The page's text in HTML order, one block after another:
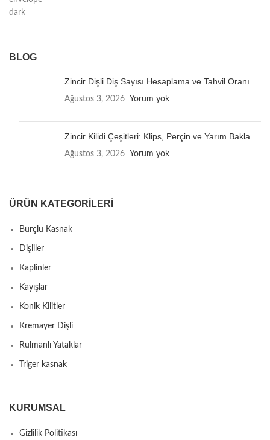
BLOG
Zincir Dişli Diş Sayısı Hesaplama ve Tahvil Oranı
Ağustos 3, 2026 Yorum yok
Zincir Kilidi Çeşitleri: Klips, Perçin ve Yarım Bakla
Ağustos 3, 2026 Yorum yok
ÜRÜN KATEGORILERI
Burçlu Kasnak
Dişliler
Kaplinler
Kayışlar
Konik Kilitler
Kremayer Dişli
Rulmanlı Yataklar
Triger kasnak
KURUMSAL
Gizlilik Politikası